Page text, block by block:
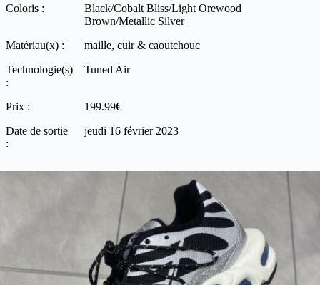
Coloris :
Black/Cobalt Bliss/Light Orewood
Brown/Metallic Silver
Matériau(x) :
maille, cuir & caoutchouc
Technologie(s)
:
Tuned Air
Prix :
199.99€
Date de sortie
:
jeudi 16 février 2023